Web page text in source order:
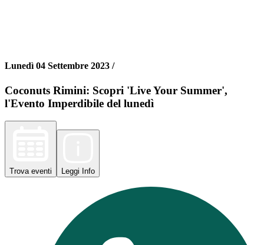
Lunedì 04 Settembre 2023 /
Coconuts Rimini: Scopri 'Live Your Summer',
l'Evento Imperdibile del lunedì
Trova eventi Leggi Info